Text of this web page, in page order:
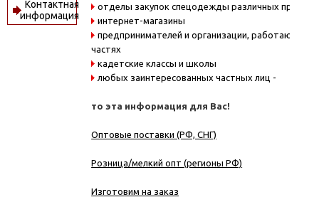
Контактная
информация
отделы закупок спецодежды различных
интернет-магазины
предпринимателей и организации, работающие в
частях
кадетские классы и школы
любых заинтересованных частных лиц -
то эта информация для Вас!
Оптовые поставки (РФ, СНГ)
Розница/мелкий опт (регионы РФ)
Изготовим на заказ